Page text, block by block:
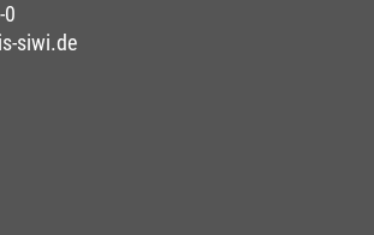
siwi.de